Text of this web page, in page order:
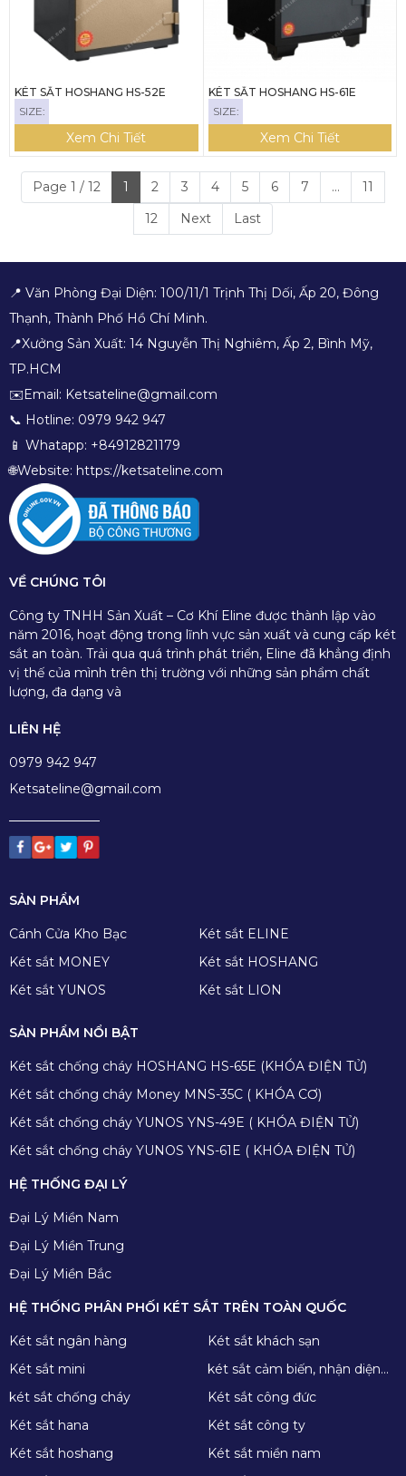
KÉT SẮT HOSHANG HS-52E
SIZE:
Xem Chi Tiết
KÉT SẮT HOSHANG HS-61E
SIZE:
Xem Chi Tiết
Page 1 / 12 1 2 3 4 5 6 7 ...
11
12
Next Last
📍 Văn Phòng Đại Diện: 100/11/1 Trịnh Thị Dối, Ấp 20, Đông
Thạnh, Thành Phố Hồ Chí Minh.
📍Xưởng Sản Xuất: 14 Nguyễn Thị Nghiêm, Ấp 2, Bình Mỹ,
TP.HCM
✉️Email: Ketsateline@gmail.com
📞 Hotline: 0979 942 947
📱 Whatapp: +84912821179
🌐Website: https://ketsateline.com
VỀ CHÚNG TÔI
Công ty TNHH Sản Xuất – Cơ Khí Eline được thành lập vào
năm 2016, hoạt động trong lĩnh vực sản xuất và cung cấp két
sắt an toàn. Trải qua quá trình phát triển, Eline đã khẳng định
vị thế của mình trên thị trường với những sản phẩm chất
lượng, đa dạng và
LIÊN HỆ
0979 942 947
Ketsateline@gmail.com
SẢN PHẨM
Cánh Cửa Kho Bạc
Két sắt ELINE
Két sắt MONEY
Két sắt HOSHANG
Két sắt YUNOS
Két sắt LION
SẢN PHẨM NỔI BẬT
Két sắt chống cháy HOSHANG HS-65E (KHÓA ĐIỆN TỬ)
Két sắt chống cháy Money MNS-35C ( KHÓA CƠ)
Két sắt chống cháy YUNOS YNS-49E ( KHÓA ĐIỆN TỬ)
Két sắt chống cháy YUNOS YNS-61E ( KHÓA ĐIỆN TỬ)
HỆ THỐNG ĐẠI LÝ
Đại Lý Miền Nam
Đại Lý Miền Trung
Đại Lý Miền Bắc
HỆ THỐNG PHÂN PHỐI KÉT SẮT TRÊN TOÀN QUỐC
Két sắt ngân hàng
Két sắt khách sạn
Két sắt mini
két sắt cảm biến, nhận diện
khuôn mặt
két sắt chống cháy
Két sắt công đức
Két sắt hana
Két sắt công ty
Két sắt hoshang
Két sắt miền nam